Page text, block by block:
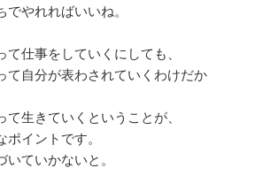
やれればいいね。
て仕事をしていくにしても、
て自分が表わされていくわけだか
て生きていくということが、
イントです。
ていかないと。